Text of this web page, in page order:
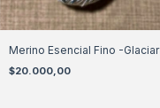
Merino Esencial Fino -Glaciar
$20.000,00